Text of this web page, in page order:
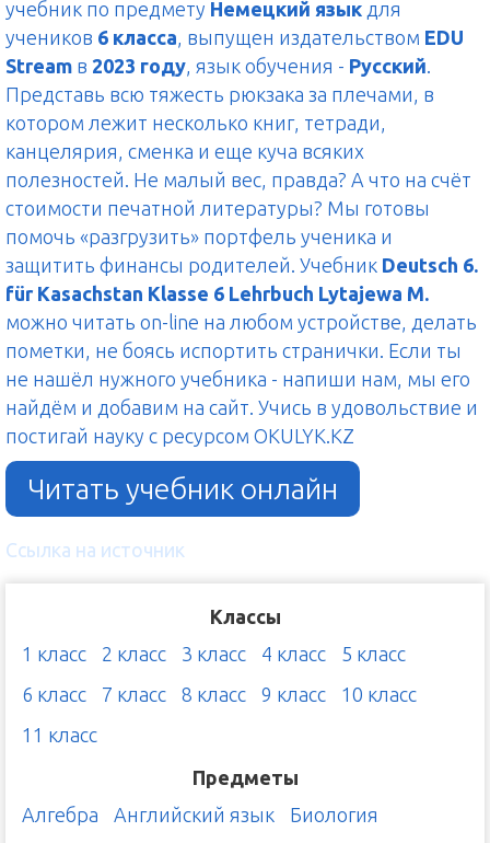
учебник по предмету Немецкий язык для
учеников 6 класса, выпущен издательством EDU
Stream в 2023 году, язык обучения - Русский.
Представь всю тяжесть рюкзака за плечами, в
котором лежит несколько книг, тетради,
канцелярия, сменка и еще куча всяких
полезностей. Не малый вес, правда? А что на счёт
стоимости печатной литературы? Мы готовы
помочь «разгрузить» портфель ученика и
защитить финансы родителей. Учебник Deutsch 6.
für Kasachstan Klasse 6 Lehrbuch Lytajewa M.
можно читать on-line на любом устройстве, делать
пометки, не боясь испортить странички. Если ты
не нашёл нужного учебника - напиши нам, мы его
найдём и добавим на сайт. Учись в удовольствие и
постигай науку с ресурсом OKULYK.KZ
Читать учебник онлайн
Ссылка на источник
Классы
1 класс
2 класс 3 класс 4 класс
5 класс
6 класс
7 класс 8 класс 9 класс
10 класс
11 класс
Предметы
Алгебра
Английский язык
Биология